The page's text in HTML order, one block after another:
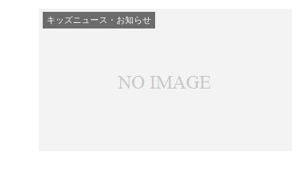
キッズニュース・お知らせ